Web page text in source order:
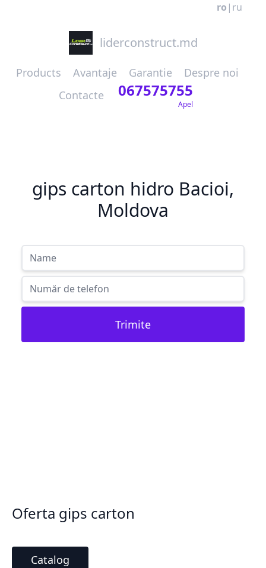
ro | ru
liderconstruct.md
Products Avantaje Garantie
Despre noi
Contacte
067575755
Apel
gips carton hidro Bacioi,
Moldova
Trimite
Oferta gips carton
Catalog